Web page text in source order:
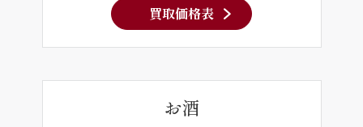
買取価格表
お酒